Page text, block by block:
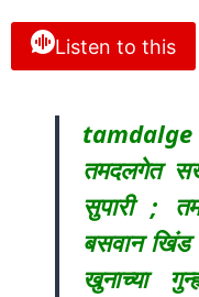
Listen to this
तमदलगेत
सुपारी ;
बसवान खिंड
खुनाच्या